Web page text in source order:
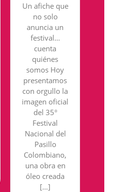
Un afiche que
no solo
anuncia un
festival…
cuenta
quiénes
somos Hoy
presentamos
con orgullo la
imagen oficial
del 35°
Festival
Nacional del
Pasillo
Colombiano,
una obra en
óleo creada
[…]